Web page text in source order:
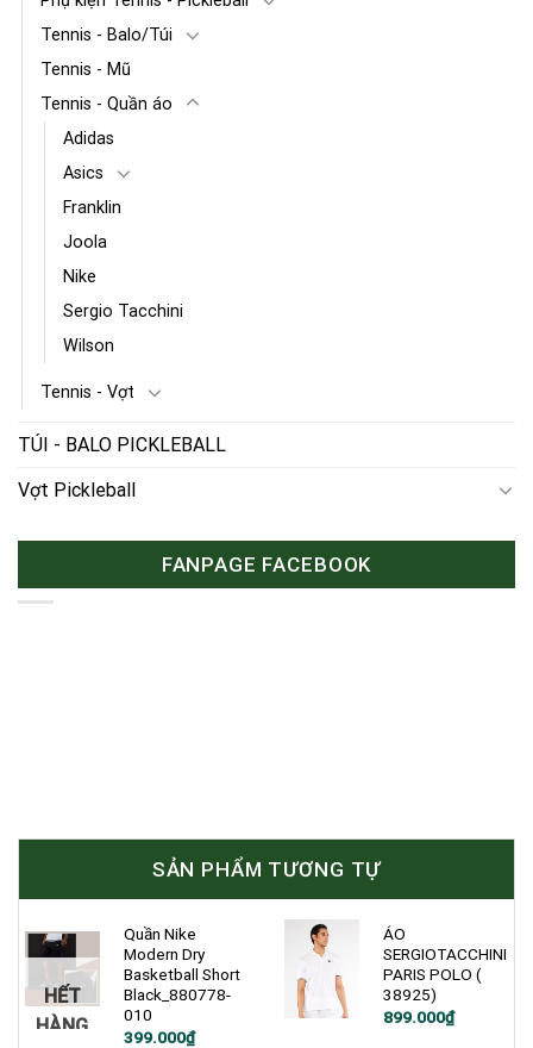
Tennis - Balo/Túi
Tennis - Mũ
Tennis - Quần áo
Adidas
Asics
Franklin
Joola
Nike
Sergio Tacchini
Wilson
Tennis - Vợt
TÚI - BALO PICKLEBALL
Vợt Pickleball
FANPAGE FACEBOOK
SẢN PHẨM TƯƠNG TỰ
HẾT
HÀNG
Quần Nike
Modern Dry
Basketball Short
Black_880778-
010
Giá
399.000₫
Giá
ÁO
SERGIOTACCHINI
PARIS POLO (
38925)
899.000₫